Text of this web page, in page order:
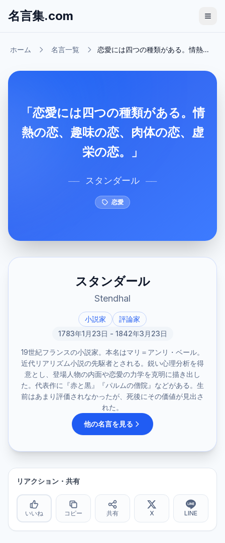
名言集.com
ホーム 名言一覧 恋愛には四つの種類がある。情熱...
「恋愛には四つの種類がある。情
熱の恋、趣味の恋、肉体の恋、虚
栄の恋。」
── スタンダール ──
恋愛
スタンダール
Stendhal
小説家
評論家
1783年1月23日 - 1842年3月23日
19世紀フランスの小説家。本名はマリ＝アンリ・ベール。
近代リアリズム小説の先駆者とされる。鋭い心理分析を得
意とし、登場人物の内面や恋愛の力学を克明に描き出し
た。代表作に『赤と黒』『パルムの僧院』などがある。生
前はあまり評価されなかったが、死後にその価値が見出さ
れた。
他の名言を見る
リアクション・共有
いいね コピー 共有 X LINE